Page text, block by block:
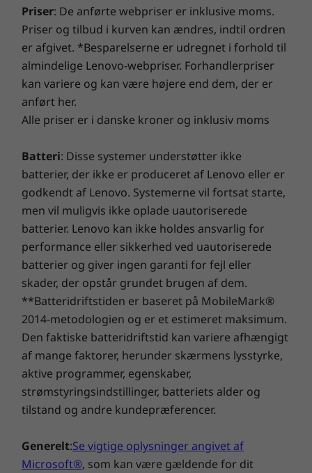
Gør samarbejde inkluderende og nemt
Gør samarbejde
inkluderende og
nemt
Transformer møder med ThinkSmart Tiny Kit –
hvor inklusivitet møder innovation. Vores
certificerede og grundigt afprøvede enheder
opskalerer ubesværet dine møderum.
Opgrader små møderum, der er blevet
underudnyttet med moderne
videokonferenceteknologi.
179,00 mm x 182,90 mm x 36,50 mm/7″ x 7,2″ x 1,4″
Vægt
Vejer fra 1,32 kg
Specifikationer kan variere afhængigt af området/modellen.
Porte og stik
USB-C 2.0
Kombination hovedtelefon/mikrofon
Sikkerhed
Kensington MiniSaver Security Slot™
Vægt
Vjer fra 753,8 g
Specifikationer kan variere afhængigt af området/modellen.
Andre oplysninger
Microsoft Teams Rooms
ThinkSmart Manager
Priser: De anførte webpriser er inklusive moms.
Priser og tilbud i kurven kan ændres, indtil ordren
er afgivet. *Besparelserne er udregnet i forhold til
almindelige Lenovo-webpriser. Forhandlerpriser
kan variere og kan være højere end dem, der er
anført her.
Alle priser er i danske kroner og inklusiv moms
Batteri: Disse systemer understøtter ikke
batterier, der ikke er produceret af Lenovo eller er
godkendt af Lenovo. Systemerne vil fortsat starte,
men vil muligvis ikke oplade uautoriserede
batterier. Lenovo kan ikke holdes ansvarlig for
performance eller sikkerhed ved uautoriserede
batterier og giver ingen garanti for fejl eller
skader, der opstår grundet brugen af dem.
**Batteridriftstiden er baseret på MobileMark®
2014-metodologien og er et estimeret maksimum.
Den faktiske batteridriftstid kan variere afhængigt
af mange faktorer, herunder skærmens lysstyrke,
aktive programmer, egenskaber,
strømstyringsindstillinger, batteriets alder og
tilstand og andre kundepræferencer.
Generelt:Se vigtige oplysninger angivet af
Microsoft®, som kan være gældende for dit